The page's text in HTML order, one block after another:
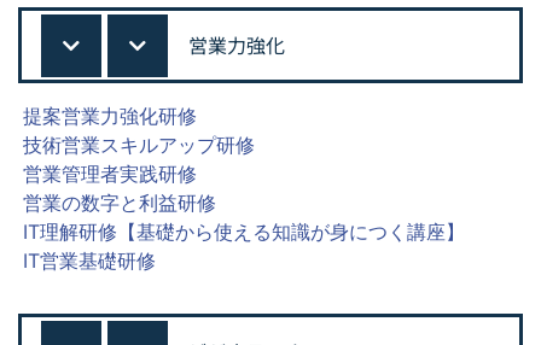
営業力強化
提案営業力強化研修
技術営業スキルアップ研修
営業管理者実践研修
営業の数字と利益研修
IT理解研修【基礎から使える知識が身につく講座】
IT営業基礎研修